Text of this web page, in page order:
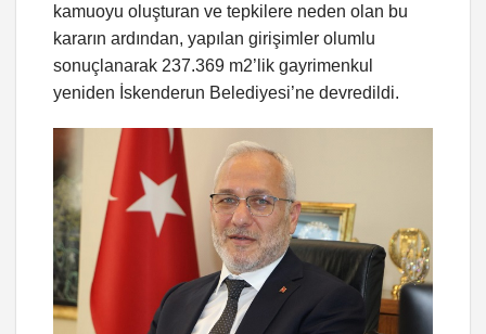
kamuoyu oluşturan ve tepkilere neden olan bu
kararın ardından, yapılan girişimler olumlu
sonuçlanarak 237.369 m2’lik gayrimenkul
yeniden İskenderun Belediyesi’ne devredildi.